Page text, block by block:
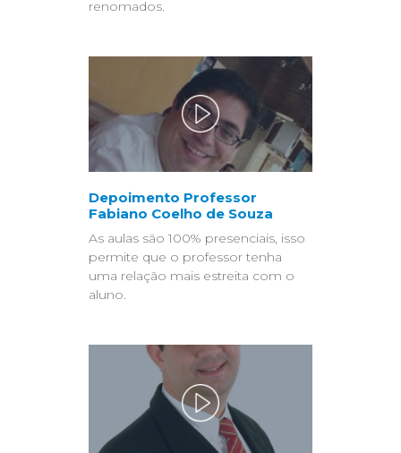
renomados.
Depoimento Professor
Fabiano Coelho de Souza
As aulas são 100% presenciais, isso
permite que o professor tenha
uma relação mais estreita com o
aluno.